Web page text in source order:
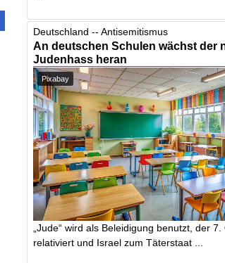
Deutschland -- Antisemitismus
An deutschen Schulen wächst der
Judenhass heran
Pixabay
„Jude“ wird als Beleidigung benutzt, der
relativiert und Israel zum Täterstaat ...